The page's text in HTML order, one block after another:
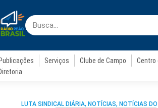
Publicações Serviços Clube de Campo Centro
LUTA SINDICAL DIÁRIA, NOTÍCIAS, NOTÍCIAS